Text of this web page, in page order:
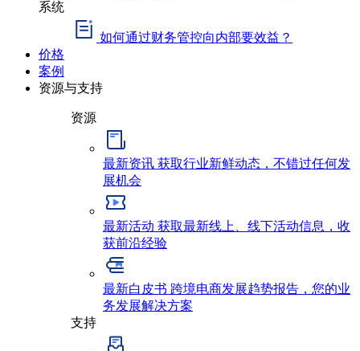
如何通过财务管控向内部要效益？
价格
案例
资源与支持
资源
最新资讯 获取行业新鲜动态，不错过任何发
展机会
最新活动 获取最新线上、线下活动信息，收
获前沿经验
最新白皮书 跨境电商发展趋势报告，您的业
务发展解决方案
支持